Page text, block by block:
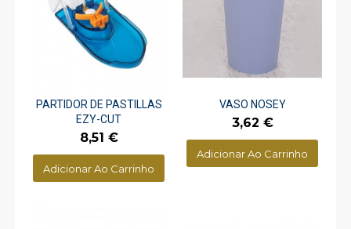
PARTIDOR DE PASTILLAS
EZY-CUT
Preço
8,51 €
Adicionar Ao Carrinho
VASO NOSEY
Preço
3,62 €
Adicionar Ao Carrinho